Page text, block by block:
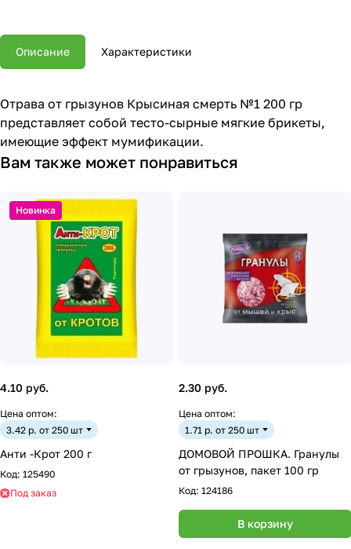
Описание Характеристики
Отрава от грызунов Крысиная смерть №1 200 гр
представляет собой тесто-сырные мягкие брикеты,
имеющие эффект мумификации.
Вам также может понравиться
Новинка
4.10 руб.
Цена оптом:
3.42 р. от 250 шт
Анти -Крот 200 г
Код: 125490
Под заказ
2.30 руб.
Цена оптом:
1.71 р. от 250 шт
ДОМОВОЙ ПРОШКА. Гранулы
от грызунов, пакет 100 гр
Код: 124186
В корзину